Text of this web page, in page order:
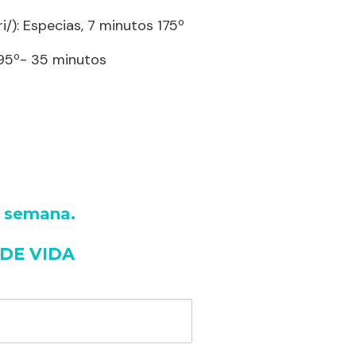
Especias, 7 minutos 175º
35 minutos
.
VIDA